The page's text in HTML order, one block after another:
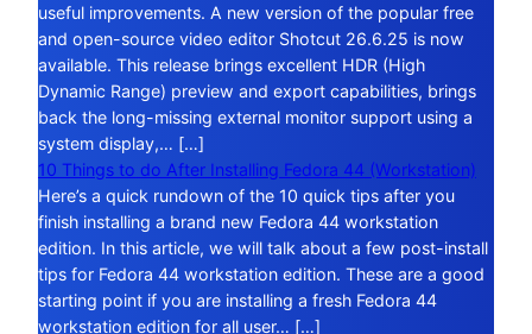
useful improvements. A new version of the popular free
and open-source video editor Shotcut 26.6.25 is now
available. This release brings excellent HDR (High
Dynamic Range) preview and export capabilities, brings
back the long-missing external monitor support using a
system display,… […]
10 Things to do After Installing Fedora 44 (Workstation)
Here’s a quick rundown of the 10 quick tips after you
finish installing a brand new Fedora 44 workstation
edition. In this article, we will talk about a few post-install
tips for Fedora 44 workstation edition. These are a good
starting point if you are installing a fresh Fedora 44
workstation edition for all user… […]